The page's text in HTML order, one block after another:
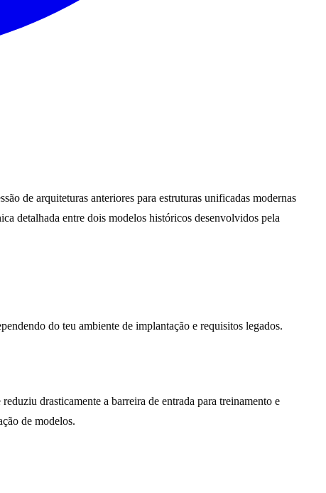
de arquiteturas anteriores para estruturas unificadas modernas
detalhada entre dois modelos históricos desenvolvidos pela
do teu ambiente de implantação e requisitos legados.
reduziu drasticamente a barreira de entrada para treinamento e
de modelos.